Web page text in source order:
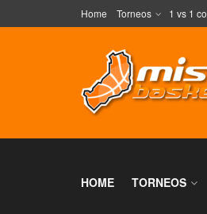
Home Torneos 1 vs 1
HOME TORNEOS